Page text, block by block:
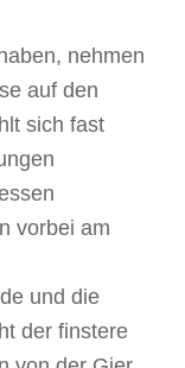
nehmen
auf den
sich fast
vorbei am
und die
der finstere